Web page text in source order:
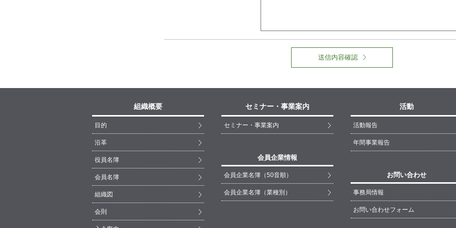
送信内容確認
組織概要
目的
沿革
役員名簿
会員名簿
組織図
会則
セミナー・事業案内
セミナー・事業案内
会員企業情報
会員企業名簿（50音順）
会員企業名簿（業種別）
活動
活動報告
年間事業報告
お問い合わせ
事務局情報
お問い合わせフォーム